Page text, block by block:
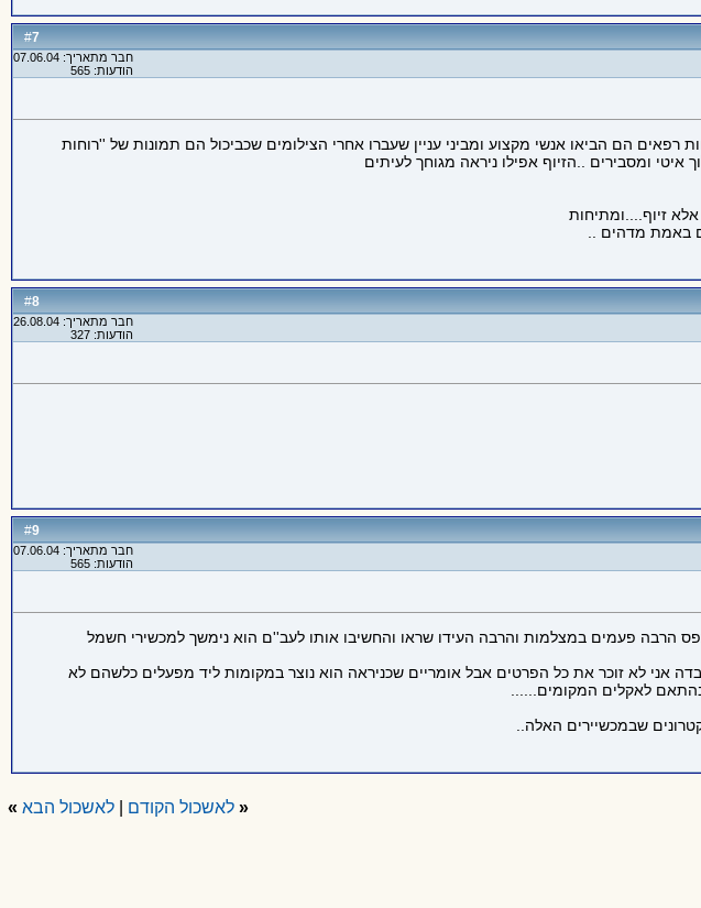
#
7
חבר מתאריך: 07.06.04
הודעות: 565
הם הביאו אנשי מקצוע ומביני עניין שעברו אחרי הצילומים שכביכול הם תמונות של ''רוחות
ומסבירים ..הזיוף אפילו ניראה מגוחך לעיתים
זיוף....ומתיחות
באמת מדהים ..
#
8
חבר מתאריך: 26.08.04
הודעות: 327
#
9
חבר מתאריך: 07.06.04
הודעות: 565
הרבה פעמים במצלמות והרבה העידו שראו והחשיבו אותו לעב''ם הוא נימשך למכשירי חשמל
אני לא זוכר את כל הפרטים אבל אומריים שכניראה הוא נוצר במקומות ליד מפעלים כלשהם לא
לאקלים המקומים......
שבמכשיירים האלה..
« לאשכול הקודם |לאשכול הבא »